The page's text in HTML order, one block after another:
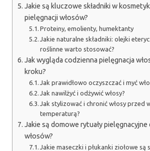
Jakie są kluczowe składniki w
pielęgnacji włosów?
Proteiny, emolienty, humektanty
Jakie naturalne składniki: olejki
roślinne warto stosować?
Jak wygląda codzienna pielęgnacja
kroku?
Jak prawidłowo oczyszczać i myć
Jak nawilżyć i odżywić włosy?
Jak stylizować i chronić włosy przed
temperaturą?
Jakie są domowe rytuały
włosów?
Jakie maseczki i płukanki ziołowe są